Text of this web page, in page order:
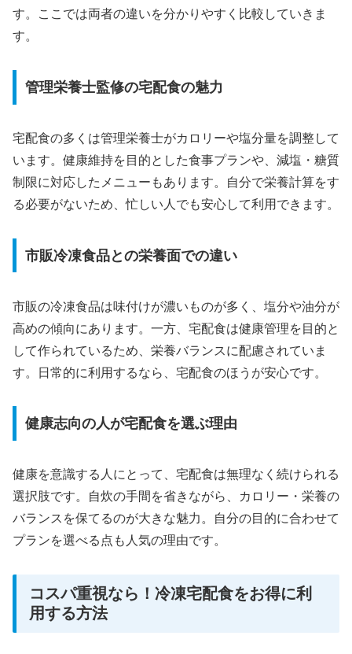
す。ここでは両者の違いを分かりやすく比較していきま
す。
管理栄養士監修の宅配食の魅力
宅配食の多くは管理栄養士がカロリーや塩分量を調整して
います。健康維持を目的とした食事プランや、減塩・糖質
制限に対応したメニューもあります。自分で栄養計算をす
る必要がないため、忙しい人でも安心して利用できます。
市販冷凍食品との栄養面での違い
市販の冷凍食品は味付けが濃いものが多く、塩分や油分が
高めの傾向にあります。一方、宅配食は健康管理を目的と
して作られているため、栄養バランスに配慮されていま
す。日常的に利用するなら、宅配食のほうが安心です。
健康志向の人が宅配食を選ぶ理由
健康を意識する人にとって、宅配食は無理なく続けられる
選択肢です。自炊の手間を省きながら、カロリー・栄養の
バランスを保てるのが大きな魅力。自分の目的に合わせて
プランを選べる点も人気の理由です。
コスパ重視なら！冷凍宅配食をお得に利
用する方法